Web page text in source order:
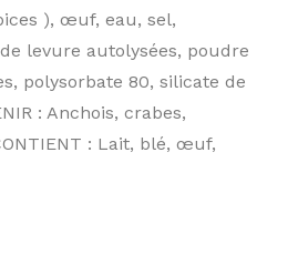
), œuf, eau, sel,
levure autolysées, poudre
polysorbate 80, silicate de
: Anchois, crabes,
: Lait, blé, œuf,